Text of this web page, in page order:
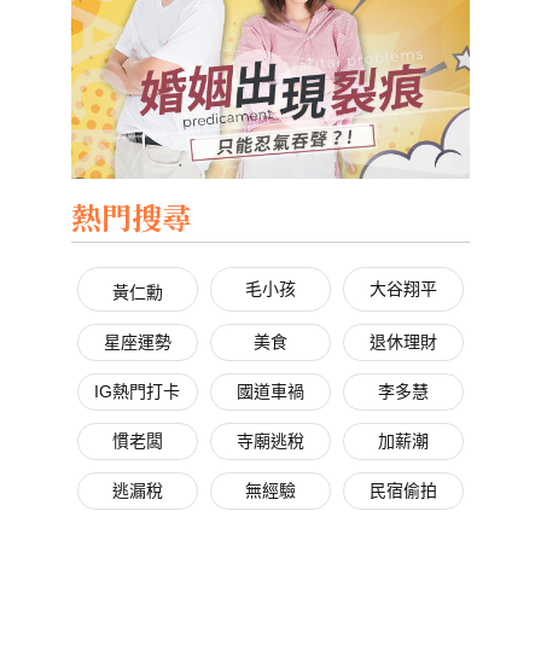
熱門搜尋
黃仁勳 毛小孩 大谷翔平
星座運勢 美食 退休理財
IG熱門打卡 國道車禍 李多慧
慣老闆 寺廟逃稅 加薪潮
逃漏稅 無經驗 民宿偷拍